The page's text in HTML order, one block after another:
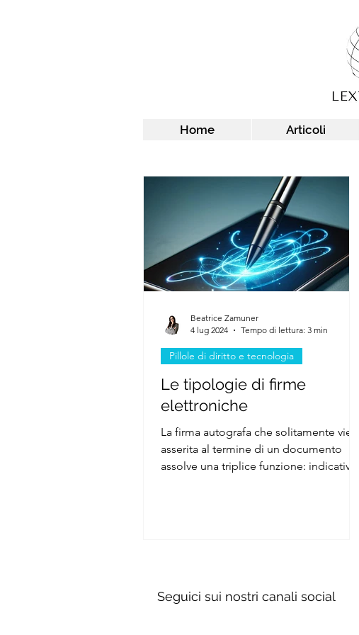
Home Articoli
Le tipologie di firme
elettroniche
La firma autografa che solitamente viene
asserita al termine di un documento
assolve una triplice funzione: indicativa,
Pillole di diritto e tecnologia
Beatrice Zamuner
4 lug 2024
Tempo di lettura: 3 min
Seguici sui nostri canali social